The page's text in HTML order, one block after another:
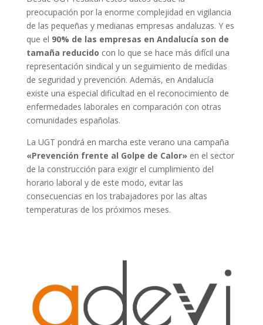
preocupación por la enorme complejidad en vigilancia
de las pequeñas y medianas empresas andaluzas. Y es
que el 90% de las empresas en Andalucía son de
tamaña reducido con lo que se hace más difícil una
representación sindical y un seguimiento de medidas
de seguridad y prevención. Además, en Andalucía
existe una especial dificultad en el reconocimiento de
enfermedades laborales en comparación con otras
comunidades españolas.
La UGT pondrá en marcha este verano una campaña
«Prevención frente al Golpe de Calor» en el sector
de la construcción para exigir el cumplimiento del
horario laboral y de este modo, evitar las
consecuencias en los trabajadores por las altas
temperaturas de los próximos meses.